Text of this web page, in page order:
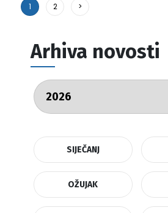
1 2 >
Arhiva novosti
SIJEČANJ
OŽUJAK